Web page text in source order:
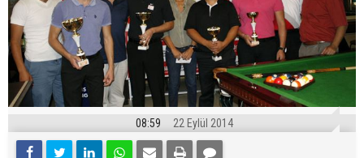
08:59 22 Eylül 2014